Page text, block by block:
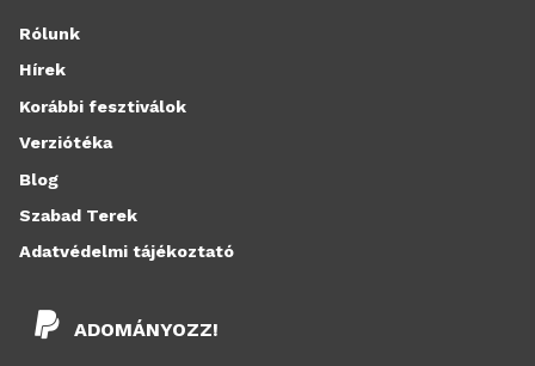
ADOMÁNYOZZ!
Rólunk
Hírek
Korábbi fesztiválok
Verziótéka
Blog
Szabad Terek
Adatvédelmi tájékoztató